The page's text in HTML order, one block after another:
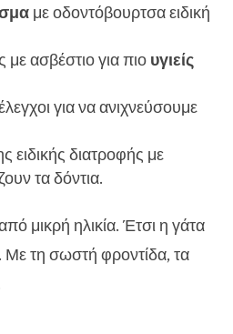
με οδοντόβουρτσα ειδική
ασβέστιο για πιο υγιείς
για να ανιχνεύσουμε
ειδικής διατροφής με
τα δόντια.
μικρή ηλικία. Έτσι η γάτα
Με τη σωστή φροντίδα, τα